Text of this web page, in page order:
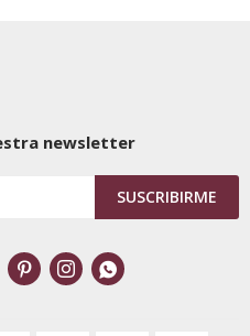
newsletter
SUSCRIBIRME
  